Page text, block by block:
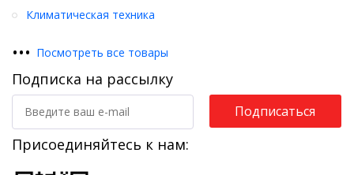
Климатическая техника
••• Посмотреть все товары
Подписка на рассылку
Подписаться
Присоединяйтесь к нам: